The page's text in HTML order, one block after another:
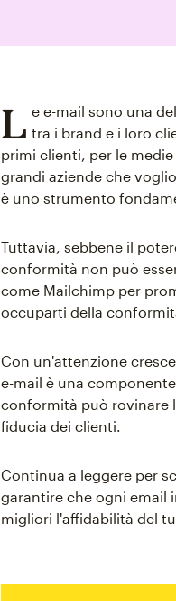
L e e-mail sono una
tra i brand e i loro
primi clienti, per le
grandi aziende che
è uno strumento
Tuttavia, sebbene il
conformità non può
come Mailchimp per
occuparti della
Con un'attenzione
e-mail è una
conformità può rovinare
fiducia dei clienti.
Continua a leggere per
garantire che ogni email
migliori l'affidabilità del